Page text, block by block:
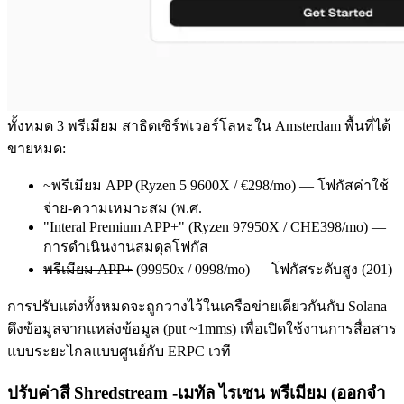
ทั้งหมด 3 พรีเมียม สาธิตเซิร์ฟเวอร์โลหะใน Amsterdam พื้นที่ได้
ขายหมด:
~พรีเมียม APP (Ryzen 5 9600X / €298/mo) — โฟกัสค่าใช้
จ่าย-ความเหมาะสม (พ.ศ.
"Interal Premium APP+" (Ryzen 97950X / CHE398/mo) —
การดําเนินงานสมดุลโฟกัส
พรีเมียม APP+ (99950x / 0998/mo) — โฟกัสระดับสูง (201)
การปรับแต่งทั้งหมดจะถูกวางไว้ในเครือข่ายเดียวกันกับ Solana
ดึงข้อมูลจากแหล่งข้อมูล (put ~1mms) เพื่อเปิดใช้งานการสื่อสาร
แบบระยะไกลแบบศูนย์กับ ERPC เวที
ปรับค่าสี Shredstream -เมทัล ไรเซน พรีเมียม (ออกจํา